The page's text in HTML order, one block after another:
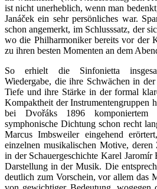
ist nicht unerheblich, wenn man
Janáček ein sehr persönliches war.
schon angemerkt, im Schlusssatz, der
wo die Philharmoniker bereits vor der
zu ihren besten Momenten an dem
So erhielt die Sinfonietta
Wiedergabe, die ihre Schwächen in
Tiefe und ihre Stärke in der formal
Kompaktheit der Instrumentengruppen
bei Dvořáks 1896 komponiertem
symphonische Dichtung schon recht
Marcus Imbsweiler eingehend
einzelnen musikalischen Motive,
in der Schauergeschichte Karel Jaromír
Darstellung in der Musik. Die
deutlich zum Vorschein, vor allem das